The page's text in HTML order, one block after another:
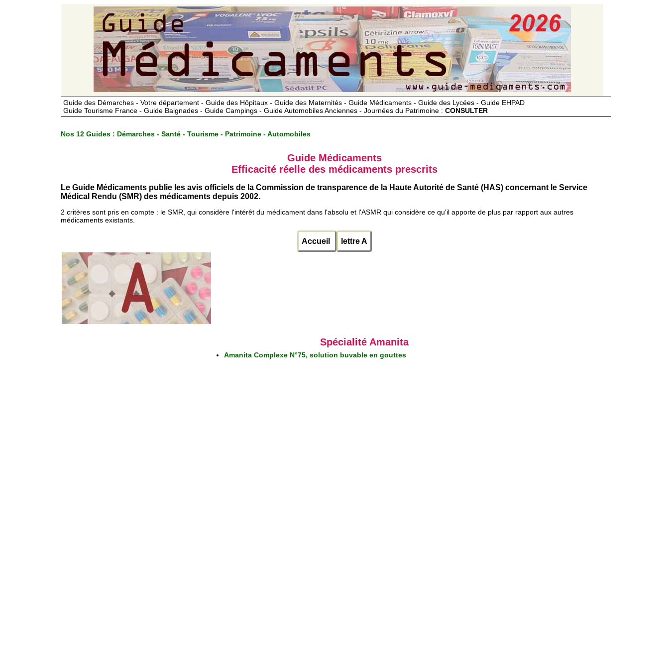
Guide des Démarches - Votre département - Guide des Hôpitaux - Guide des Maternités - Guide Médicaments - Guide des Lycées - Guide EHPAD
Guide Tourisme France - Guide Baignades - Guide Campings - Guide Automobiles Anciennes - Journées du Patrimoine : CONSULTER
Nos 12 Guides : Démarches - Santé - Tourisme - Patrimoine - Automobiles
Guide Médicaments
Efficacité réelle des médicaments prescrits
Le Guide Médicaments publie les avis officiels de la Commission de transparence de la Haute Autorité de Santé (HAS) concernant le Service
Médical Rendu (SMR) des médicaments depuis 2002.
2 critères sont pris en compte : le SMR, qui considère l'intérêt du médicament dans l'absolu et l'ASMR qui considère ce qu'il apporte de plus par rapport aux autres
médicaments existants.
Accueil lettre A
Spécialité Amanita
Amanita Complexe N°75, solution buvable en gouttes